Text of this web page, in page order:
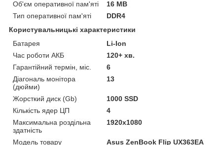
Об'єм оперативної пам'яті
16 MB
Тип оперативної пам'яті
DDR4
Користувальницькі характеристики
Батарея
Li-Ion
Час роботи АКБ
120+ хв.
Гарантійний термін, міс.
6
Діагональ монітора
(дюйми)
13
Жорсткий диск (Gb)
1000 SSD
Кількість ядер ЦП
4
Максимальна роздільна
здатність
1920x1080
Модель товару
Asus ZenBook Flip UX363EA